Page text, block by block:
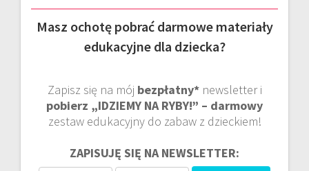
Masz ochotę pobrać darmowe materiały
edukacyjne dla dziecka?
Zapisz się na mój bezpłatny*newsletter i
pobierz „IDZIEMY NA RYBY!” – darmowy
zestaw edukacyjny do zabaw z dzieckiem!
ZAPISUJĘ SIĘ NA NEWSLETTER: